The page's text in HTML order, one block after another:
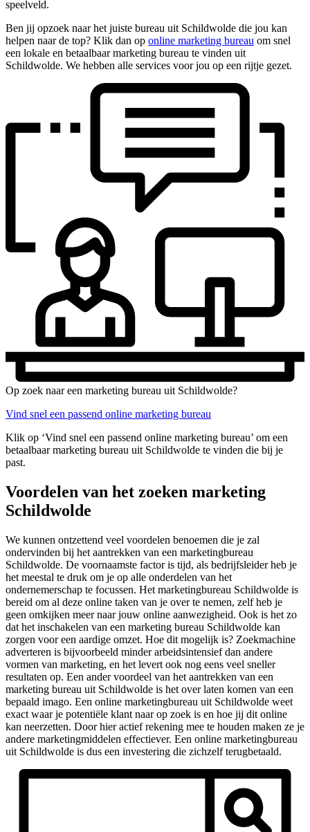
speelveld.
Ben jij opzoek naar het juiste bureau uit Schildwolde die jou kan
helpen naar de top? Klik dan op online marketing bureau om snel
een lokale en betaalbaar marketing bureau te vinden uit
Schildwolde. We hebben alle services voor jou op een rijtje gezet.
Op zoek naar een marketing bureau uit Schildwolde?
Vind snel een passend online marketing bureau
Klik op ‘Vind snel een passend online marketing bureau’ om een
betaalbaar marketing bureau uit Schildwolde te vinden die bij je
past.
Voordelen van het zoeken marketing
Schildwolde
We kunnen ontzettend veel voordelen benoemen die je zal
ondervinden bij het aantrekken van een marketingbureau
Schildwolde. De voornaamste factor is tijd, als bedrijfsleider heb je
het meestal te druk om je op alle onderdelen van het
ondernemerschap te focussen. Het marketingbureau Schildwolde is
bereid om al deze online taken van je over te nemen, zelf heb je
geen omkijken meer naar jouw online aanwezigheid. Ook is het zo
dat het inschakelen van een marketing bureau Schildwolde kan
zorgen voor een aardige omzet. Hoe dit mogelijk is? Zoekmachine
adverteren is bijvoorbeeld minder arbeidsintensief dan andere
vormen van marketing, en het levert ook nog eens veel sneller
resultaten op. Een ander voordeel van het aantrekken van een
marketing bureau uit Schildwolde is het over laten komen van een
bepaald imago. Een online marketingbureau uit Schildwolde weet
exact waar je potentiële klant naar op zoek is en hoe jij dit online
kan neerzetten. Door hier actief rekening mee te houden maken ze je
andere marketingmiddelen effectiever. Een online marketingbureau
uit Schildwolde is dus een investering die zichzelf terugbetaald.